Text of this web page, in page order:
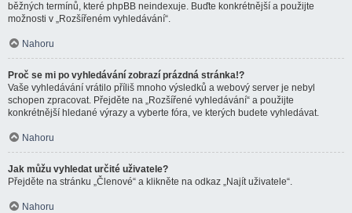
běžných termínů, které phpBB neindexuje. Buďte konkrétnější a použijte
možnosti v „Rozšířeném vyhledávání“.
Nahoru
Proč se mi po vyhledávání zobrazí prázdná stránka!?
Vaše vyhledávání vrátilo příliš mnoho výsledků a webový server je nebyl
schopen zpracovat. Přejděte na „Rozšířené vyhledávání“ a použijte
konkrétnější hledané výrazy a vyberte fóra, ve kterých budete vyhledávat.
Nahoru
Jak můžu vyhledat určité uživatele?
Přejděte na stránku „Členové“ a klikněte na odkaz „Najít uživatele“.
Nahoru